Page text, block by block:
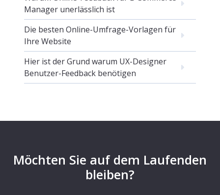
Manager unerlässlich ist
Die besten Online-Umfrage-Vorlagen für
Ihre Website
Hier ist der Grund warum UX-Designer
Benutzer-Feedback benötigen
Möchten Sie auf dem Laufenden
bleiben?